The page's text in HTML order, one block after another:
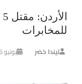
للمخابرات
ليندا خضر يونيو 6, 2016